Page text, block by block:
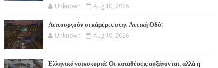
Unknown Aug 10, 2026
Λειτουργούν οι κάμερες στην Αττική Οδό;
Unknown Aug 10, 2026
Ελληνικά νοικοκυριά: Οι καταθέσεις αυξάνονται, αλλά η